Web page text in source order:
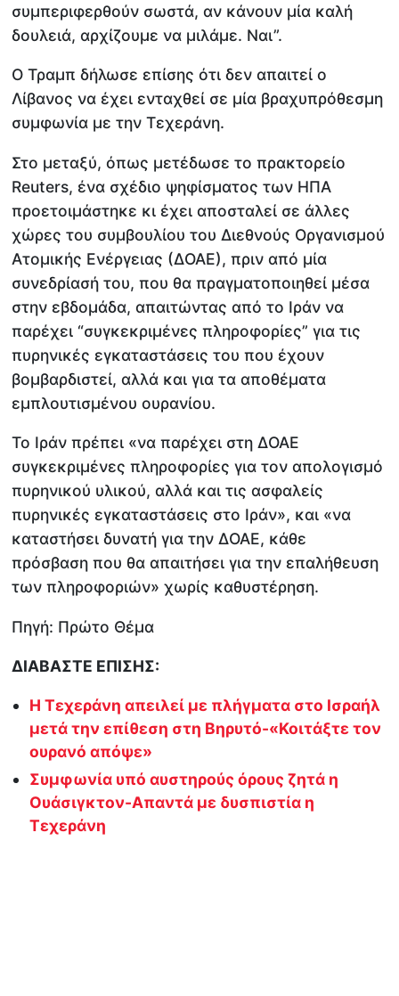
συμπεριφερθούν σωστά, αν κάνουν μία καλή
δουλειά, αρχίζουμε να μιλάμε. Ναι”.
Ο Τραμπ δήλωσε επίσης ότι δεν απαιτεί ο
Λίβανος να έχει ενταχθεί σε μία βραχυπρόθεσμη
συμφωνία με την Τεχεράνη.
Στο μεταξύ, όπως μετέδωσε το πρακτορείο
Reuters, ένα σχέδιο ψηφίσματος των ΗΠΑ
προετοιμάστηκε κι έχει αποσταλεί σε άλλες
χώρες του συμβουλίου του Διεθνούς Οργανισμού
Ατομικής Ενέργειας (ΔΟΑΕ), πριν από μία
συνεδρίασή του, που θα πραγματοποιηθεί μέσα
στην εβδομάδα, απαιτώντας από το Ιράν να
παρέχει “συγκεκριμένες πληροφορίες” για τις
πυρηνικές εγκαταστάσεις του που έχουν
βομβαρδιστεί, αλλά και για τα αποθέματα
εμπλουτισμένου ουρανίου.
Το Ιράν πρέπει «να παρέχει στη ΔΟΑΕ
συγκεκριμένες πληροφορίες για τον απολογισμό
πυρηνικού υλικού, αλλά και τις ασφαλείς
πυρηνικές εγκαταστάσεις στο Ιράν», και «να
καταστήσει δυνατή για την ΔΟΑΕ, κάθε
πρόσβαση που θα απαιτήσει για την επαλήθευση
των πληροφοριών» χωρίς καθυστέρηση.
Πηγή: Πρώτο Θέμα
ΔΙΑΒΑΣΤΕ ΕΠΙΣΗΣ:
Η Τεχεράνη απειλεί με πλήγματα στο Ισραήλ
μετά την επίθεση στη Βηρυτό-«Κοιτάξτε τον
ουρανό απόψε»
Συμφωνία υπό αυστηρούς όρους ζητά η
Ουάσιγκτον-Απαντά με δυσπιστία η
Τεχεράνη